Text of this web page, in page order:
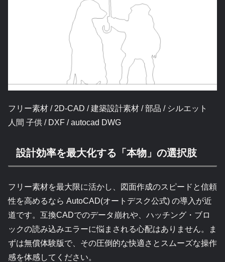
フリー素材 / 2D-CAD / 建築設計素材 / 部品 / シルエット
人間 子供 / DXF / autocad DWG
設計効率を最大化する「本物」の選択肢
フリー素材を最大限に活かし、図面作成のスピードと信頼
性を高めるなら AutoCAD(オートデスク公式) の導入が近
道です。互換CADでのデータ崩れや、ハッチング・ブロ
ックの読み込みエラーに悩まされる心配はありません。ま
ずは無償体験版で、その圧倒的な快適さとスムーズな操作
感を体感してください。